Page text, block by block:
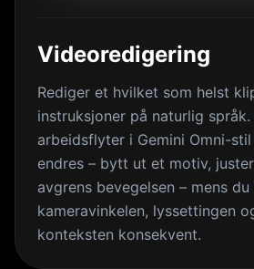
Videoredigering
Rediger et hvilket som helst
instruksjoner på naturlig
arbeidsflyter i Gemini Omni-
endres – bytt ut et motiv,
avgrens bevegelsen – mens
kameravinkelen, lyssettingen
konteksten konsekvent.